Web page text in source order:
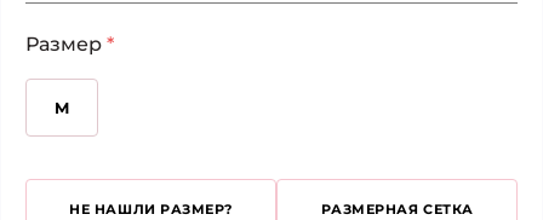
Размер *
M
НЕ НАШЛИ РАЗМЕР? РАЗМЕРНАЯ СЕТКА